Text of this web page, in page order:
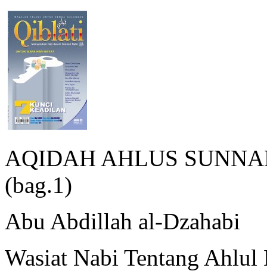
AQIDAH AHLUS
(bag.1)
Abu Abdillah al-Dzahabi
Wasiat Nabi Tentang